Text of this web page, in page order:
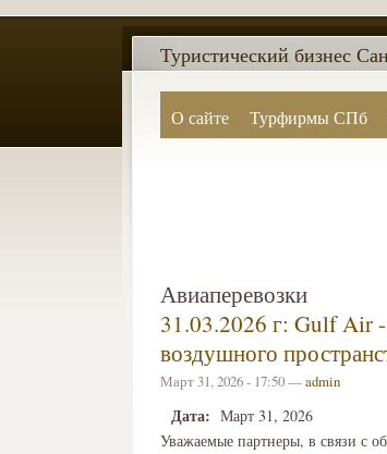
О сайте Турфирмы СПб
Туристический бизнес
Авиаперевозки
31.03.2026 г: Gulf Air
воздушного
Март 31, 2026 - 17:50 —admin
Дата: Март 31, 2026
Уважаемые партнеры, в связи с